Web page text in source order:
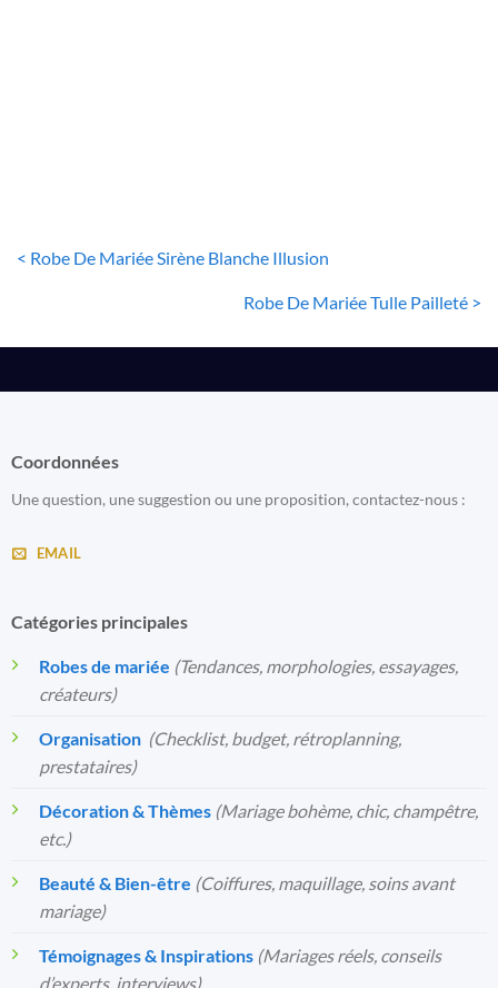
< Robe De Mariée Sirène Blanche Illusion
Robe De Mariée Tulle Pailleté >
Coordonnées
Une question, une suggestion ou une proposition, contactez-nous :
EMAIL
Catégories principales
Robes de mariée (Tendances, morphologies, essayages,
créateurs)
Organisation️ (Checklist, budget, rétroplanning,
prestataires)
Décoration & Thèmes (Mariage bohème, chic, champêtre,
etc.)
Beauté & Bien-être (Coiffures, maquillage, soins avant
mariage)
Témoignages & Inspirations (Mariages réels, conseils
d’experts, interviews)